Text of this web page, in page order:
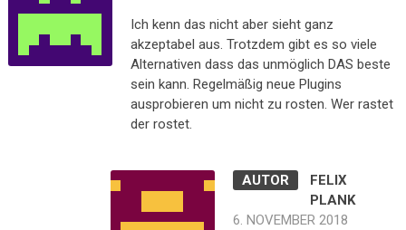
Ich kenn das nicht aber sieht ganz
akzeptabel aus. Trotzdem gibt es so viele
Alternativen dass das unmöglich DAS beste
sein kann. Regelmäßig neue Plugins
ausprobieren um nicht zu rosten. Wer rastet
der rostet.
FELIX
PLANK
6. NOVEMBER 2018